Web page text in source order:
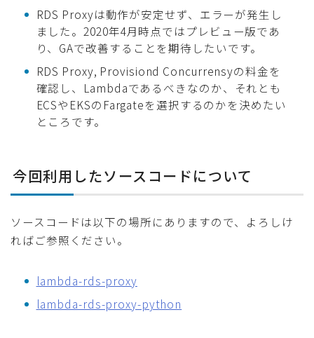
RDS Proxyは動作が安定せず、エラーが発生し
ました。2020年4月時点ではプレビュー版であ
り、GAで改善することを期待したいです。
RDS Proxy, Provisiond Concurrensyの料金を
確認し、Lambdaであるべきなのか、それとも
ECSやEKSのFargateを選択するのかを決めたい
ところです。
今回利用したソースコードについて
ソースコードは以下の場所にありますので、よろしけ
ればご参照ください。
lambda-rds-proxy
lambda-rds-proxy-python